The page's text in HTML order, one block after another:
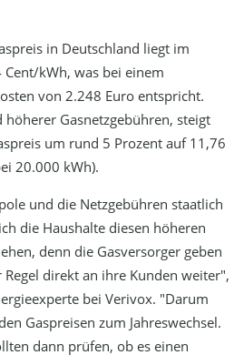
in Deutschland liegt im
kWh, was bei einem
von 2.248 Euro entspricht.
höherer Gasnetzgebühren, steigt
um rund 5 Prozent auf 11,76
20.000 kWh).
und die Netzgebühren staatlich
die Haushalte diesen höheren
denn die Gasversorger geben
direkt an ihre Kunden weiter",
bei Verivox. "Darum
Gaspreisen zum Jahreswechsel.
dann prüfen, ob es einen